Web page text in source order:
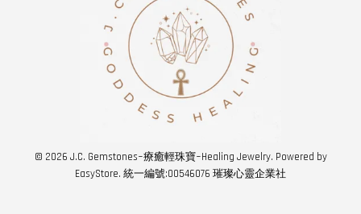
© 2026 J.C. Gemstones~療癒輕珠寶~Healing Jewelry. Powered by
EasyStore. 統一編號:00546076 璀璨心靈企業社